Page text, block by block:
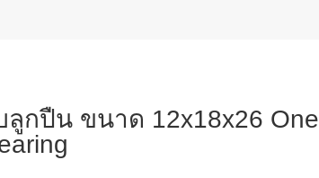
ลูกปืน ขนาด 12x18x26